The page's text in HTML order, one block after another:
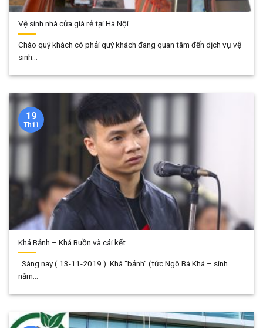
Vệ sinh nhà cửa giá rẻ tại Hà Nội
Chào quý khách có phải quý khách đang quan tâm đến dịch vụ vệ
sinh...
Khá Bảnh – Khá Buồn và cái kết
Sáng nay ( 13-11-2019 ) Khá “bảnh” (tức Ngô Bá Khá – sinh
năm...
19
Th11